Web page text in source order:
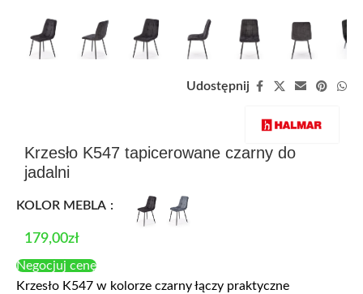
Udostępnij
Krzesło K547 tapicerowane czarny do
jadalni
KOLOR MEBLA
179,00zł
Negocjuj cenę
Krzesło K547 w kolorze czarny łączy praktyczne